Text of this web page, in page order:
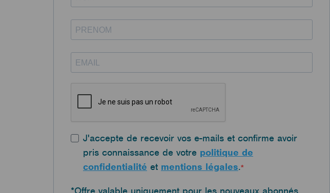
J'accepte de recevoir vos e-mails et confirme avoir
pris connaissance de votre politique de
confidentialité et mentions légales.